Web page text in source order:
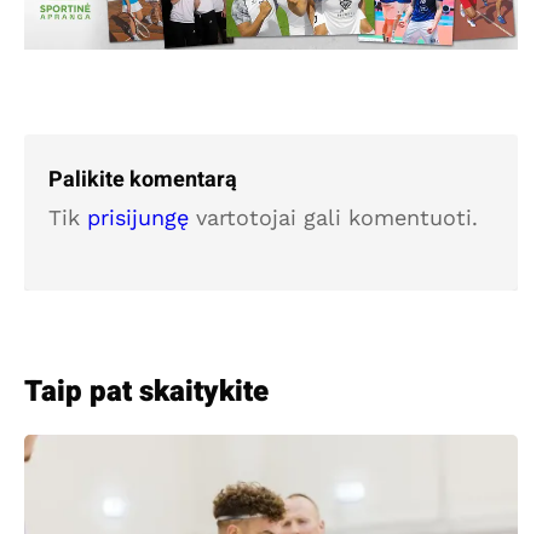
Palikite komentarą
Tik prisijungę vartotojai gali komentuoti.
Taip pat skaitykite